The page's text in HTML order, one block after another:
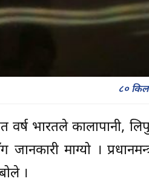
८०
भारतले कालापानी,
जानकारी माग्यो ।
।